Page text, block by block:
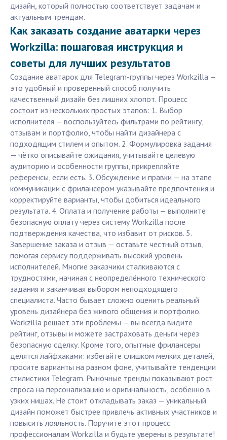
дизайн, который полностью соответствует задачам и
актуальным трендам.
Как заказать создание аватарки через
Workzilla: пошаговая инструкция и
советы для лучших результатов
Создание аватарок для Telegram-группы через Workzilla —
это удобный и проверенный способ получить
качественный дизайн без лишних хлопот. Процесс
состоит из нескольких простых этапов: 1. Выбор
исполнителя — воспользуйтесь фильтрами по рейтингу,
отзывам и портфолио, чтобы найти дизайнера с
подходящим стилем и опытом. 2. Формулировка задания
— чётко описывайте ожидания, учитывайте целевую
аудиторию и особенности группы, прикрепляйте
референсы, если есть. 3. Обсуждение и правки — на этапе
коммуникации с фрилансером указывайте предпочтения и
корректируйте варианты, чтобы добиться идеального
результата. 4. Оплата и получение работы — выполните
безопасную оплату через систему Workzilla после
подтверждения качества, что избавит от рисков. 5.
Завершение заказа и отзыв — оставьте честный отзыв,
помогая сервису поддерживать высокий уровень
исполнителей. Многие заказчики сталкиваются с
трудностями, начиная с неопределённого технического
задания и заканчивая выбором неподходящего
специалиста. Часто бывает сложно оценить реальный
уровень дизайнера без живого общения и портфолио.
Workzilla решает эти проблемы — вы всегда видите
рейтинг, отзывы и можете застраховать деньги через
безопасную сделку. Кроме того, опытные фрилансеры
делятся лайфхаками: избегайте слишком мелких деталей,
просите варианты на разном фоне, учитывайте тенденции
стилистики Telegram. Рыночные тренды показывают рост
спроса на персонализацию и оригинальность, особенно в
узких нишах. Не стоит откладывать заказ — уникальный
дизайн поможет быстрее привлечь активных участников и
повысить лояльность. Поручите этот процесс
профессионалам Workzilla и будьте уверены в результате!